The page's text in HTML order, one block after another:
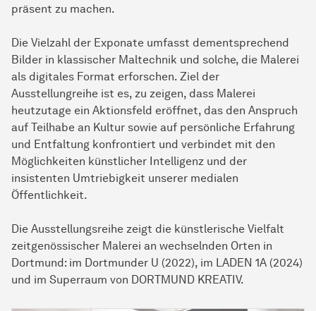
präsent zu machen.
Die Vielzahl der Exponate umfasst dementsprechend
Bilder in klassischer Maltechnik und solche, die Malerei
als digitales Format erforschen. Ziel der
Ausstellungreihe ist es, zu zeigen, dass Malerei
heutzutage ein Aktionsfeld eröffnet, das den Anspruch
auf Teilhabe an Kultur sowie auf persönliche Erfahrung
und Entfaltung konfrontiert und verbindet mit den
Möglichkeiten künstlicher Intelligenz und der
insistenten Umtriebigkeit unserer medialen
Öffentlichkeit.
Die Ausstellungsreihe zeigt die künstlerische Vielfalt
zeitgenössischer Malerei an wechselnden Orten in
Dortmund: im Dortmunder U (2022), im LADEN 1A (2024)
und im Superraum von DORTMUND KREATIV.